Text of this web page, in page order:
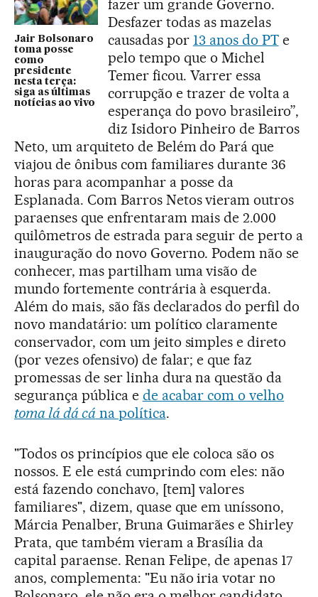
Jair Bolsonaro
toma posse
como
presidente
nesta terça:
siga as últimas
notícias ao vivo
fazer um grande Governo.
Desfazer todas as mazelas
causadas por 13 anos do PTe
pelo tempo que o Michel
Temer ficou. Varrer essa
corrupção e trazer de volta a
esperança do povo brasileiro”,
diz Isidoro Pinheiro de Barros
Neto, um arquiteto de Belém do Pará que
viajou de ônibus com familiares durante 36
horas para acompanhar a posse da
Esplanada. Com Barros Netos vieram outros
paraenses que enfrentaram mais de 2.000
quilômetros de estrada para seguir de perto a
inauguração do novo Governo. Podem não se
conhecer, mas partilham uma visão de
mundo fortemente contrária à esquerda.
Além do mais, são fãs declarados do perfil do
novo mandatário: um político claramente
conservador, com um jeito simples e direto
(por vezes ofensivo) de falar; e que faz
promessas de ser linha dura na questão da
segurança pública e de acabar com o velho
toma lá dá cá na política.
"Todos os princípios que ele coloca são os
nossos. E ele está cumprindo com eles: não
está fazendo conchavo, [tem] valores
familiares", dizem, quase que em uníssono,
Márcia Penalber, Bruna Guimarães e Shirley
Prata, que também vieram a Brasília da
capital paraense. Renan Felipe, de apenas 17
anos, complementa: "Eu não iria votar no